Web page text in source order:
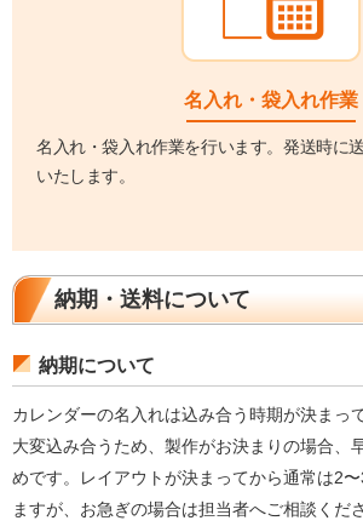
名入れ・袋入れ作業
名入れ・袋入れ作業を行います。発送時に
いたします。
納期・送料について
納期について
カレンダーの名入れは込み合う時期が決まっ
大変込み合うため、製作がお決まりの場合、
めです。レイアウトが決まってから通常は2
ますが、お急ぎの場合は担当者へご相談くださ